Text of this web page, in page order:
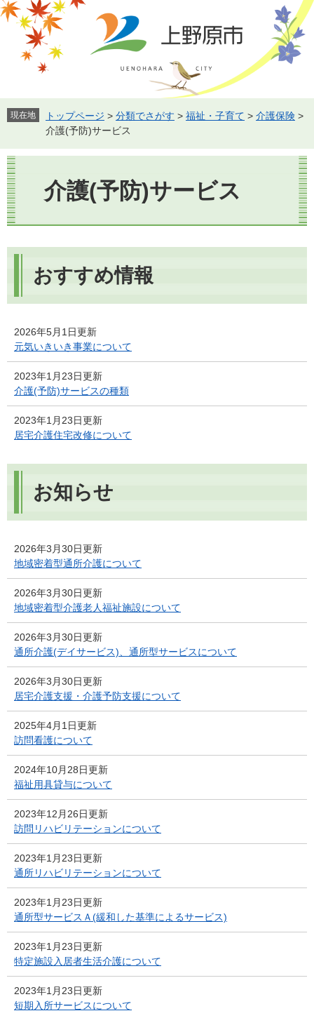
ペ
ー
す。
メ
ニ
し
て
文
へ
現在地 トップページ > 分類でさがす > 福祉・子育て > 介護保険 >
介護(予防)サービス
本
文
介護(予防)サービス
おすすめ情報
2026年5月1日更新
元気いきいき事業について
2023年1月23日更新
介護(予防)サービスの種類
2023年1月23日更新
居宅介護住宅改修について
お知らせ
2026年3月30日更新
地域密着型通所介護について
2026年3月30日更新
地域密着型介護老人福祉施設について
2026年3月30日更新
通所介護(デイサービス)、通所型サービスについて
2026年3月30日更新
居宅介護支援・介護予防支援について
2025年4月1日更新
訪問看護について
2024年10月28日更新
福祉用具貸与について
2023年12月26日更新
訪問リハビリテーションについて
2023年1月23日更新
通所リハビリテーションについて
2023年1月23日更新
通所型サービスＡ(緩和した基準によるサービス)
2023年1月23日更新
特定施設入居者生活介護について
2023年1月23日更新
短期入所サービスについて